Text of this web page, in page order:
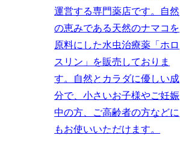
運営する専門薬店です。自然
の恵みである天然のナマコを
原料にした水虫治療薬「ホロ
スリン」を販売しておりま
す。自然とカラダに優しい成
分で、小さいお子様やご妊娠
中の方、ご高齢者の方などに
もお使いいただけます。